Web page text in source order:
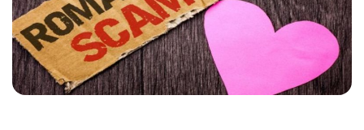
Ayuda
Cursos